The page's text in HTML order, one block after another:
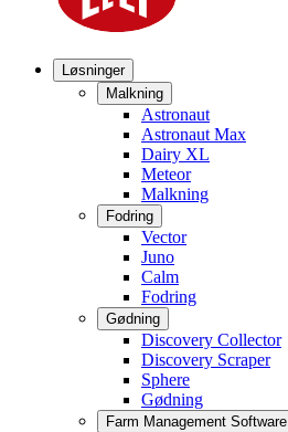
Løsninger
Malkning
Astronaut
Astronaut Max
Dairy XL
Meteor
Malkning
Fodring
Vector
Juno
Calm
Fodring
Gødning
Discovery Collector
Discovery Scraper
Sphere
Gødning
Farm Management Software